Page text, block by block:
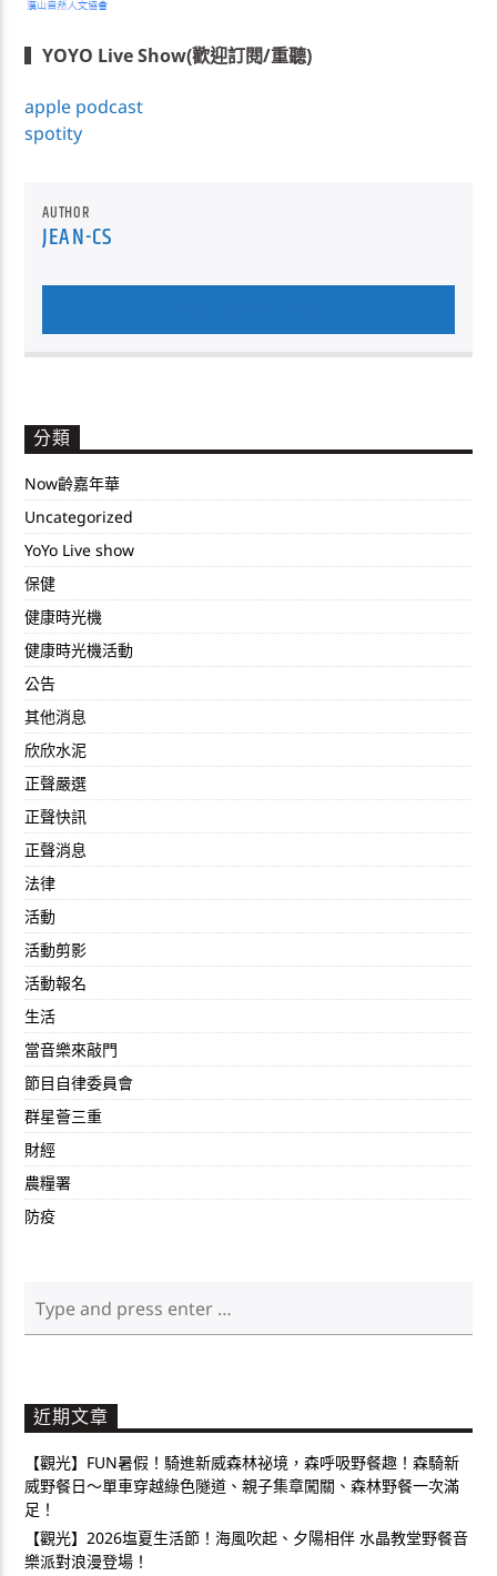
▍YOYO Live Show(歡迎訂閱/重聽)
apple podcast
spotity
AUTHOR
JEAN-CS
分類
Now齡嘉年華
Uncategorized
YoYo Live show
保健
健康時光機
健康時光機活動
公告
其他消息
欣欣水泥
正聲嚴選
正聲快訊
正聲消息
法律
活動
活動剪影
活動報名
生活
當音樂來敲門
節目自律委員會
群星薈三重
財經
農糧署
防疫
近期文章
【觀光】FUN暑假！騎進新威森林祕境，森呼吸野餐趣！森騎新
威野餐日～單車穿越綠色隧道、親子集章闖關、森林野餐一次滿
足！
【觀光】2026塩夏生活節！海風吹起、夕陽相伴 水晶教堂野餐音
樂派對浪漫登場！